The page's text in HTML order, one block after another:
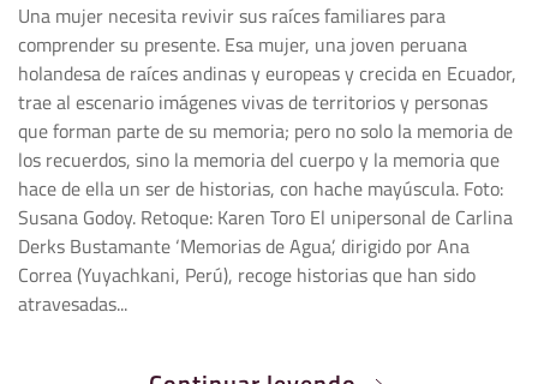
Una mujer necesita revivir sus raíces familiares para
comprender su presente. Esa mujer, una joven peruana
holandesa de raíces andinas y europeas y crecida en Ecuador,
trae al escenario imágenes vivas de territorios y personas
que forman parte de su memoria; pero no solo la memoria de
los recuerdos, sino la memoria del cuerpo y la memoria que
hace de ella un ser de historias, con hache mayúscula. Foto:
Susana Godoy. Retoque: Karen Toro El unipersonal de Carlina
Derks Bustamante ‘Memorias de Agua’, dirigido por Ana
Correa (Yuyachkani, Perú), recoge historias que han sido
atravesadas...